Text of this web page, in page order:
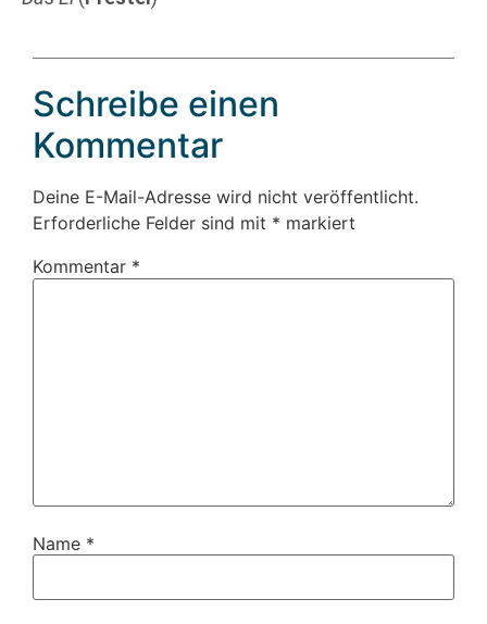
Schreibe einen
Kommentar
Deine E-Mail-Adresse wird nicht veröffentlicht.
Erforderliche Felder sind mit * markiert
Kommentar *
Name *